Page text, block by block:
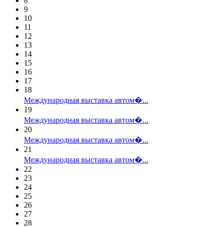
9
10
11
12
13
14
15
16
17
18
Международная выставка автом�...
19
Международная выставка автом�...
20
Международная выставка автом�...
21
Международная выставка автом�...
22
23
24
25
26
27
28